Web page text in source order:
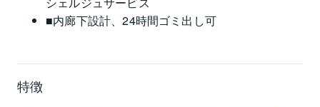
■内廊下設計、24時間ゴミ出し可
特徴